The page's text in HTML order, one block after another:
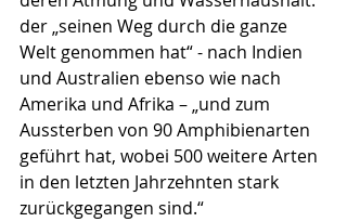
der „seinen Weg durch die ganze
Welt genommen hat“ - nach Indien
und Australien ebenso wie nach
Amerika und Afrika – „und zum
Aussterben von 90 Amphibienarten
geführt hat, wobei 500 weitere Arten
in den letzten Jahrzehnten stark
zurückgegangen sind.“